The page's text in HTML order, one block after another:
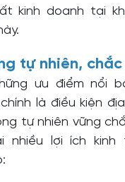
kinh doanh tại
tự nhiên,
ưu điểm nổi
là điều kiện
tự nhiên vững
nhiều lợi ích